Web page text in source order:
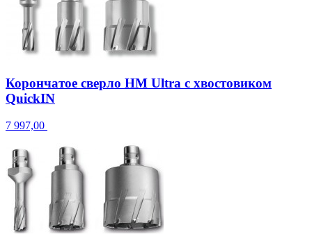
Корончатое сверло HM Ultra с хвостовиком
QuickIN
7 997,00